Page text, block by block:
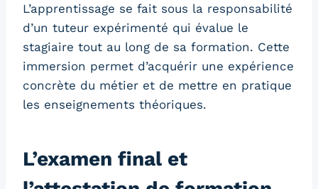
L’apprentissage se fait sous la responsabilité
d’un tuteur expérimenté qui évalue le
stagiaire tout au long de sa formation. Cette
immersion permet d’acquérir une expérience
concrète du métier et de mettre en pratique
les enseignements théoriques.
L’examen final et